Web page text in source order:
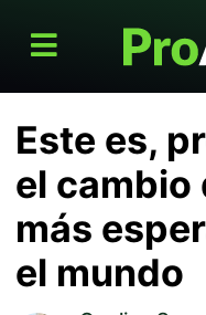
Este es,
el cambio
más
el mundo